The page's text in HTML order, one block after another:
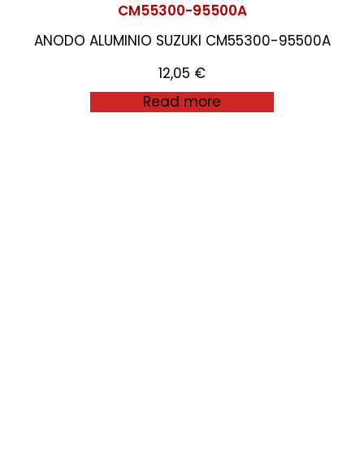
CM55300-95500A
ANODO ALUMINIO SUZUKI CM55300-95500A
12,05 €
Read more